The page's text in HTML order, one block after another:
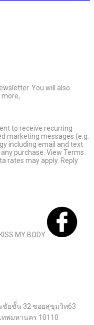
You will also
to receive recurring
marketing messages (e.g.
including email and text
purchase. View Terms
rates may apply. Reply
MY BODY
ชัยชั้น 32 ซอยสุขุมวิท63
พมหานคร 10110